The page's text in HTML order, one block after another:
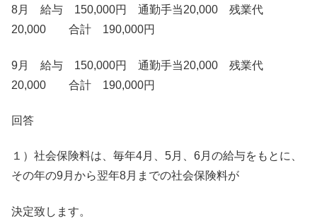
8月 給与 150,000円 通勤手当20,000 残業代
20,000 合計 190,000円
9月 給与 150,000円 通勤手当20,000 残業代
20,000 合計 190,000円
回答
１）社会保険料は、毎年4月、5月、6月の給与をもとに、
その年の9月から翌年8月までの社会保険料が
決定致します。